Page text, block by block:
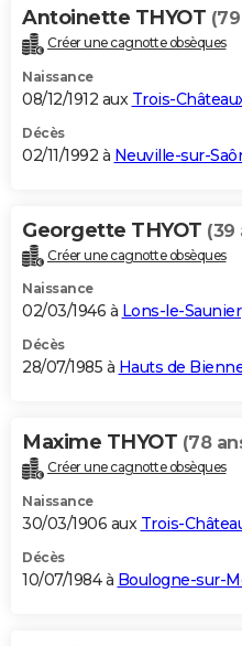
Antoinette THYOT
Créer une cagnotte obsèques
Naissance
08/12/1912 aux Trois-
Décès
02/11/1992 à Neuville-sur-
Georgette THYOT (39
Créer une cagnotte obsèques
Naissance
02/03/1946 à Lons-le-Saunier
Décès
28/07/1985 à Hauts de
Maxime THYOT (78
Créer une cagnotte obsèques
Naissance
30/03/1906 aux Trois-
Décès
10/07/1984 à Boulogne-sur-